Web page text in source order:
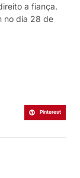
a fiança.
no dia 28 de
Pinterest